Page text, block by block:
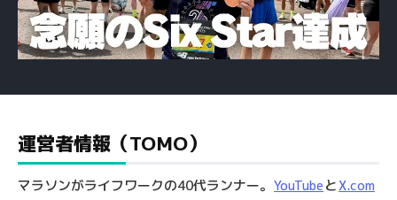
運営者情報（TOMO）
マラソンがライフワークの40代ランナー。 YouTube とX.com